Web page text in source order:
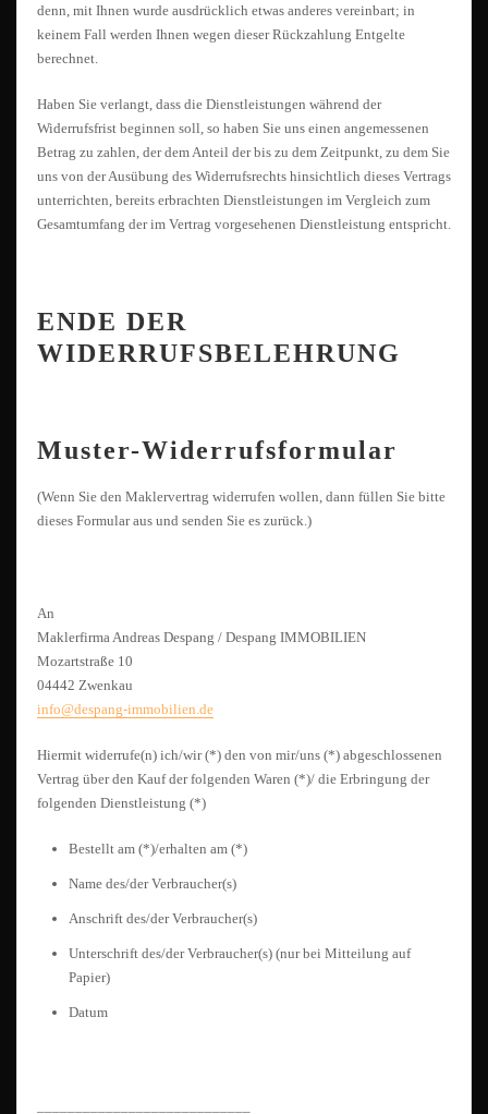
denn, mit Ihnen wurde ausdrücklich etwas anderes vereinbart; in
keinem Fall werden Ihnen wegen dieser Rückzahlung Entgelte
berechnet.
Haben Sie verlangt, dass die Dienstleistungen während der
Widerrufsfrist beginnen soll, so haben Sie uns einen angemessenen
Betrag zu zahlen, der dem Anteil der bis zu dem Zeitpunkt, zu dem Sie
uns von der Ausübung des Widerrufsrechts hinsichtlich dieses Vertrags
unterrichten, bereits erbrachten Dienstleistungen im Vergleich zum
Gesamtumfang der im Vertrag vorgesehenen Dienstleistung entspricht.
ENDE DER
WIDERRUFSBELEHRUNG
Muster-Widerrufsformular
(Wenn Sie den Maklervertrag widerrufen wollen, dann füllen Sie bitte
dieses Formular aus und senden Sie es zurück.)
An
Maklerfirma Andreas Despang / Despang IMMOBILIEN
Mozartstraße 10
04442 Zwenkau
info@despang-immobilien.de
Hiermit widerrufe(n) ich/wir (*) den von mir/uns (*) abgeschlossenen
Vertrag über den Kauf der folgenden Waren (*)/ die Erbringung der
folgenden Dienstleistung (*)
Bestellt am (*)/erhalten am (*)
Name des/der Verbraucher(s)
Anschrift des/der Verbraucher(s)
Unterschrift des/der Verbraucher(s) (nur bei Mitteilung auf
Papier)
Datum